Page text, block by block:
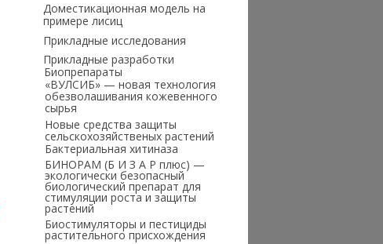
Доместикационная модель на
примере лисиц
Прикладные исследования
Прикладные разработки
Биопрепараты
«ВУЛСИБ» — новая технология
обезволашивания кожевенного
сырья
Новые средства защиты
сельскохозяйственых растений
Бактериальная хитиназа
БИНОРАМ (Б И З А Р плюс) —
экологически безопасный
биологический препарат для
стимуляции роста и защиты
растений
Биостимуляторы и пестициды
растительного присхождения